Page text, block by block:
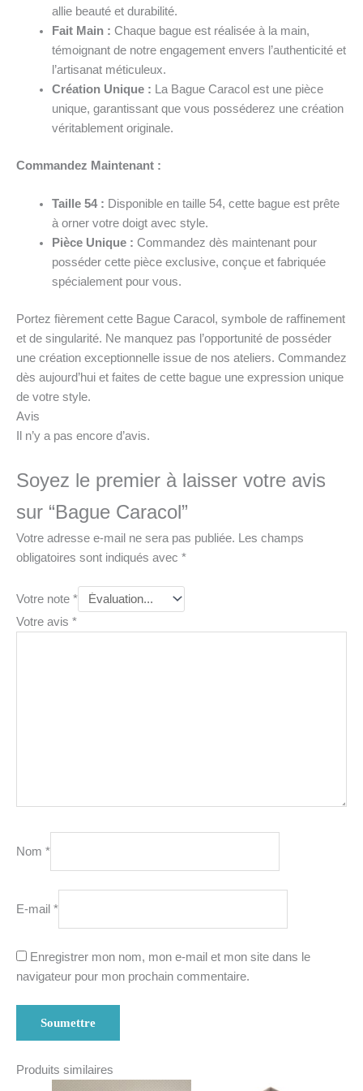
allie beauté et durabilité.
Fait Main : Chaque bague est réalisée à la main,
témoignant de notre engagement envers l’authenticité et
l’artisanat méticuleux.
Création Unique : La Bague Caracol est une pièce
unique, garantissant que vous posséderez une création
véritablement originale.
Commandez Maintenant :
Taille 54 : Disponible en taille 54, cette bague est prête
à orner votre doigt avec style.
Pièce Unique : Commandez dès maintenant pour
posséder cette pièce exclusive, conçue et fabriquée
spécialement pour vous.
Portez fièrement cette Bague Caracol, symbole de raffinement
et de singularité. Ne manquez pas l’opportunité de posséder
une création exceptionnelle issue de nos ateliers. Commandez
dès aujourd’hui et faites de cette bague une expression unique
de votre style.
Avis
Il n’y a pas encore d’avis.
Soyez le premier à laisser votre avis
sur “Bague Caracol”
Votre adresse e-mail ne sera pas publiée. Les champs
obligatoires sont indiqués avec *
Votre note *
Votre avis *
Nom *
E-mail *
Enregistrer mon nom, mon e-mail et mon site dans le
navigateur pour mon prochain commentaire.
Produits similaires
Le